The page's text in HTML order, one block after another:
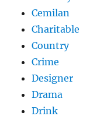
Cemilan
Charitable
Country
Crime
Designer
Drama
Drink